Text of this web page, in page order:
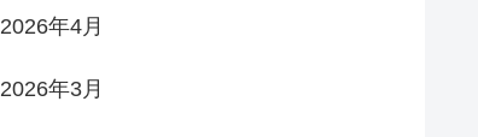
2026年4月
2026年3月